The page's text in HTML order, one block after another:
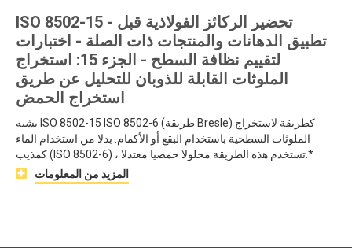
ISO 8502-15 - تحضير الركائز الفولاذية قبل
تطبيق الدهانات والمنتجات ذات الصلة - اختبارات
لتقييم نظافة السطح - الجزء 15: استخراج
الملوثات القابلة للذوبان للتحليل عن طريق
استخراج الحمض
يشبه ISO 8502-15 ISO 8502-6 (طريقة Bresle) كطريقة لاستخراج
الملوثات السطحية باستخدام البقع أو الأكمام. بدلا من استخدام الماء
كمذيب (ISO 8502-6) ، تستخدم هذه الطريقة محلولا حمضيا معتدلا.*
المزيد من المعلومات